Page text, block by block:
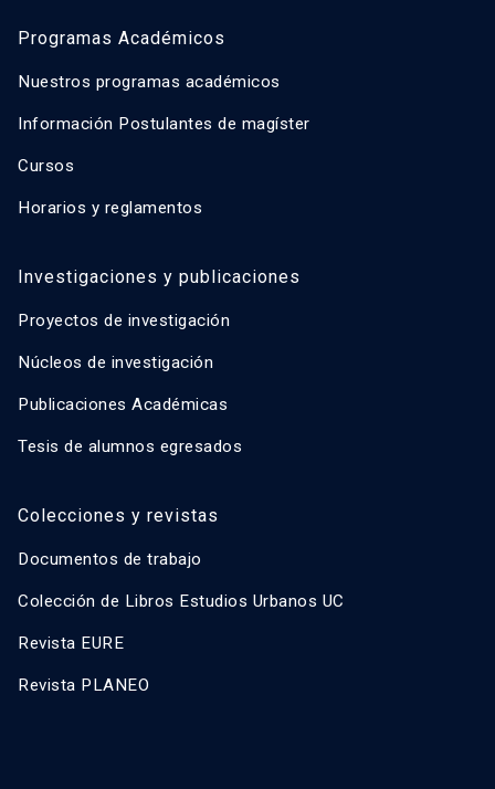
Programas Académicos
Nuestros programas académicos
Información Postulantes de magíster
Cursos
Horarios y reglamentos
Investigaciones y publicaciones
Proyectos de investigación
Núcleos de investigación
Publicaciones Académicas
Tesis de alumnos egresados
Colecciones y revistas
Documentos de trabajo
Colección de Libros Estudios Urbanos UC
Revista EURE
Revista PLANEO